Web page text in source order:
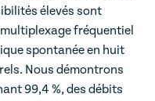
élevés sont
fréquentiel
spontanée en huit
Nous démontrons
99,4 %, des débits